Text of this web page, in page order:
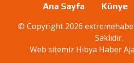
Ana Sayfa Künye
© Copyright 2026
Saklıdır.
Web sitemiz Hibya Haber